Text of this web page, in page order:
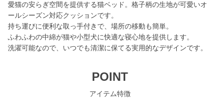
愛猫の安らぎ空間を提供する猫ベッド。格子柄の生地が可愛いオ
ールシーズン対応クッションです。
持ち運びに便利な取っ手付きで、場所の移動も簡単。
ふわふわの中綿が猫や小型犬に快適な寝心地を提供します。
洗濯可能なので、いつでも清潔に保てる実用的なデザインです。
POINT
アイテム特徴